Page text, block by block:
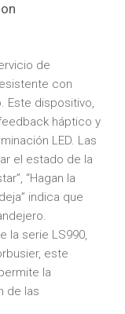
de
con
Este dispositivo,
háptico y
LED. Las
el estado de la
“Hagan la
indica que
la serie LS990,
este
la
de las